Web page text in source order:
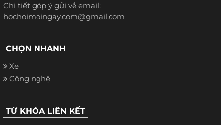
Chi tiết góp ý gửi về email:
hochoimoingay.com@gmail.com
CHỌN NHANH
Xe
Công nghệ
TỪ KHÓA LIÊN KẾT